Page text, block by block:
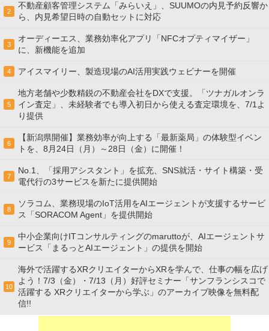
2
不動産顧客管理システム「みらいえ」、SUUMOの内見予約反響か
ら、内見希望日時の自動セットに対応
3
オーディーエス、業務効率化アプリ「NFCオプティマイザー」
に、新機能を追加
4 アイスマイリー、製造現場のAI活用実践ウェビナーを開催
5
地方老舗や少数精鋭の不動産会社をDXで支援。「ツナガルオンラ
イン査定」、未経験者でも導入初日から使える査定環境を、7/1よ
り提供
6
【新潟県開催】業務効率が向上する「最新薬局」の体験型イベン
トを、8月24日（月）～28日（金）に開催！
7
No.1、「採用アシスタント」を拡充、SNS就活・サイト構築・受
電代行の3サービスを新たに提供開始
8
ソラコム、業務現場のIoT活用をAIエージェントが支援するサービ
ス「SORACOM Agent」を提供開始
9
中小企業向けITコンサルティングのmaruttoが、AIエージェントサ
ービス「まるっとAIエージェント」の提供を開始
10
海外で活躍するXRクリエイターからXRを学んで、仕事の幅を広げ
よう！7/3（金）・7/13（月）好評セミナー「サンフランシスコで
活躍する XRクリエイターから学ぶ」のアーカイブ映像を無料配
信!!